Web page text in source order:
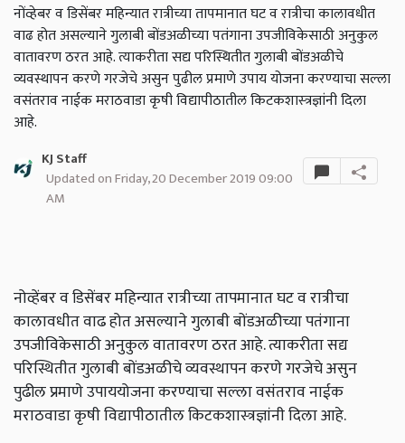
नोंव्हेबर व डिसेंबर महिन्यात रात्रीच्या तापमानात घट व रात्रीचा कालावधीत
वाढ होत असल्याने गुलाबी बोंडअळीच्या पतंगाना उपजीविकेसाठी अनुकुल
वातावरण ठरत आहे. त्याकरीता सद्य परिस्थितीत गुलाबी बोंडअळीचे
व्यवस्थापन करणे गरजेचे असुन पुढील प्रमाणे उपाय योजना करण्‍याचा सल्‍ला
वसंतराव नाईक मराठवाडा कृषी विद्यापीठातील किटकशास्‍त्रज्ञांनी दिला
आहे.
KJ Staff
Updated on Friday, 20 December 2019 09:00
AM
नोव्हेंबर व डिसेंबर महिन्यात रात्रीच्या तापमानात घट व रात्रीचा
कालावधीत वाढ होत असल्याने गुलाबी बोंडअळीच्या पतंगाना
उपजीविकेसाठी अनुकुल वातावरण ठरत आहे. त्याकरीता सद्य
परिस्थितीत गुलाबी बोंडअळीचे व्यवस्थापन करणे गरजेचे असुन
पुढील प्रमाणे उपाययोजना करण्‍याचा सल्‍ला वसंतराव नाईक
मराठवाडा कृषी विद्यापीठातील किटकशास्‍त्रज्ञांनी दिला आहे.